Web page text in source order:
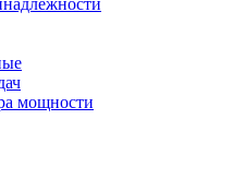
мощности